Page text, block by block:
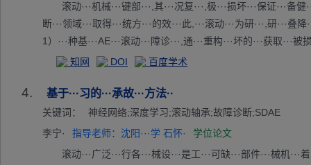
滚动···机械···键部···,其···况复···,极···损坏···保证···备
断···领域···取得···统方···的效···此,···滚动···为研···,研···叠降
1）···种基···AE···滚动···障诊···,通···重构···坏的···获取···
·练,···果可···方法···SD···异的···类性···2）···有滚···故障···
·数量···布置···化提···。（···对现···动轴···诊断···供的···前
承···障,···贝叶···方法···的超···行调···。使···轴承···命周···
···方法···效识···轴承···类型···滚动···期故···时间···稳定···程度
知网 DOI 百度学术
4. 基于···习的···承故···方法··
关键词：
神经网络;深度学习;滚动轴承;故障诊断;SDAE
李宁·
指导老师：沈阳···学 石怀·
学位论文
滚动···广泛···行各···械设···是工···可缺···部件···械机···